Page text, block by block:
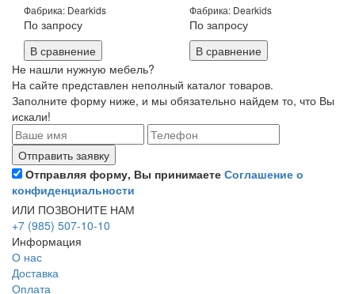
Фабрика: Dearkids
По запросу
В сравнение
Фабрика: Dearkids
По запросу
В сравнение
Не нашли нужную мебель?
На сайте представлен неполный каталог товаров.
Заполните форму ниже, и мы обязательно найдем то, что Вы
искали!
Отправляя форму, Вы принимаете Соглашение о
конфиденциальности
ИЛИ ПОЗВОНИТЕ НАМ
+7 (985) 507-10-10
Информация
О нас
Доставка
Оплата